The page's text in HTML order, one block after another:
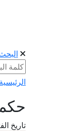
الرئيسية
تاريخ